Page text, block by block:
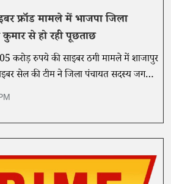
फ्रॉड मामले में भाजपा जिला
से हो रही पूछताछ
करोड़ रुपये की साइबर ठगी मामले में शाजापुर
सेल की टीम ने जिला पंचायत सदस्य जगदीश
लिए अपने साथ ले गई है।